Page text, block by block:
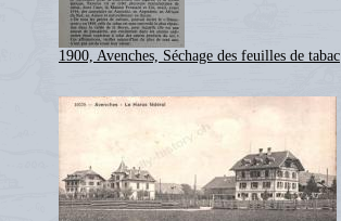
1900, Avenches, Séchage des feuilles de tabac